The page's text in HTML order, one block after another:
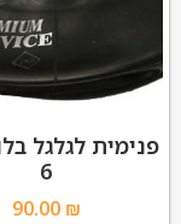
6
90.00 ₪